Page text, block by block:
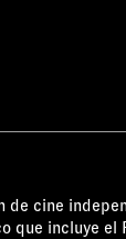
de cine
que incluye el